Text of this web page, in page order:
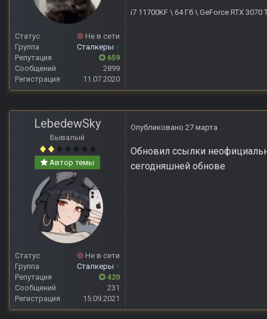
Статус
Не в сети
Группа
Сталкеры +
Репутация
659
Сообщений
2899
Регистрация
11.07.2020
i7 11700KF \ 64 Гб \ GeForce RTX
LebedewSky
Бывалый
Автор темы
Статус
Не в сети
Группа
Сталкеры +
Репутация
420
Сообщений
231
Регистрация
15.09.2021
Опубликовано 27 марта
Обновил ссылки
сегодняшней обнове